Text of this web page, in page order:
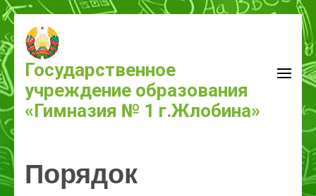
Государственное
учреждение образования
«Гимназия № 1 г.Жлобина»
Порядок